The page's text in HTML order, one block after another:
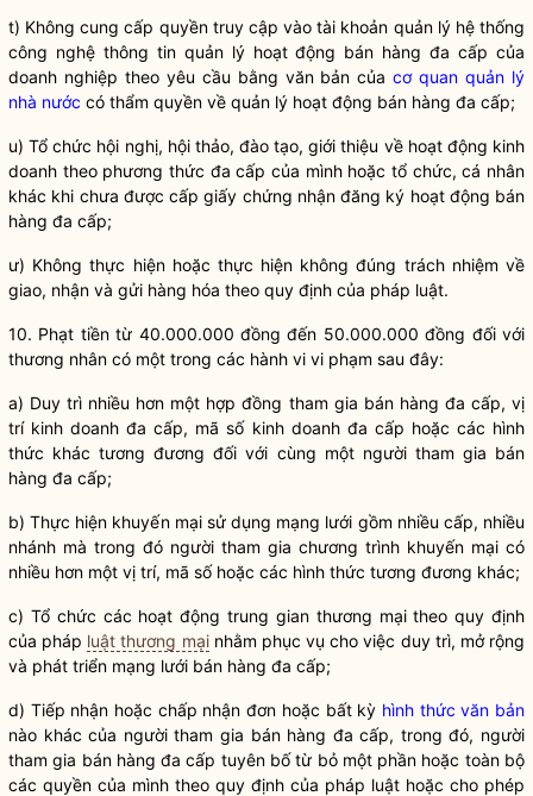
t) Không cung cấp quyềntruy cập vào tài khoản quản lý hệ thống
công nghệ thông tin quản lý hoạt động bán hàng đa cấp của
doanh nghiệp theo yêu cầu bằng văn bản củacơ quan quản lý
nhà nước có thẩm quyền về quản lý hoạt động bán hàng đa cấp;
u)Tổ chức hội nghị, hội thảo, đào tạo, giới thiệu về hoạt động kinh
doanh theo phương thức đa cấp của mình hoặc tổ chức, cá nhân
khác khi chưa được cấp giấy chứng nhận đăng ký hoạt động bán
hàng đa cấp;
ư) Không thực hiện hoặc thực hiện không đúng trách nhiệm về
giao, nhận và gửi hàng hóa theo quy định của pháp luật.
10. Phạt tiền từ 40.000.000 đồng đến 50.000.000 đồng đối với
thương nhân có một trong các hành vi vi phạm sau đây:
a) Duy trì nhiều hơn một hợp đồng tham gia bán hàng đa cấp, vị
trí kinh doanh đa cấp, mã số kinh doanh đa cấp hoặc các hình
thức khác tương đương đối với cùng một người tham gia bán
hàng đa cấp;
b) Thực hiện khuyến mại sử dụng mạng lưới gồm nhiều cấp, nhiều
nhánh mà trong đó người tham gia chương trình khuyến mại có
nhiều hơn một vị trí, mã số hoặc các hình thức tương đương khác;
c) Tổ chức các hoạt động trung gian thương mại theo quy định
của pháp luật thương mạinhằm phục vụ cho việc duy trì, mở rộng
và phát triển mạng lưới bán hàng đa cấp;
d) Tiếp nhận hoặc chấp nhận đơn hoặc bất kỳ hình thức văn bản
nào khác của người tham gia bán hàng đa cấp, trong đó, người
tham gia bán hàng đa cấp tuyên bố từ bỏ một phần hoặc toàn bộ
các quyền của mình theo quy định của pháp luật hoặc cho phép